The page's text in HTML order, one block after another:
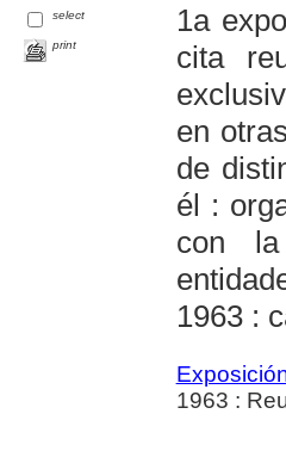
select
print
1a
cita
en
de
él :
con la
1963 :
1963 :